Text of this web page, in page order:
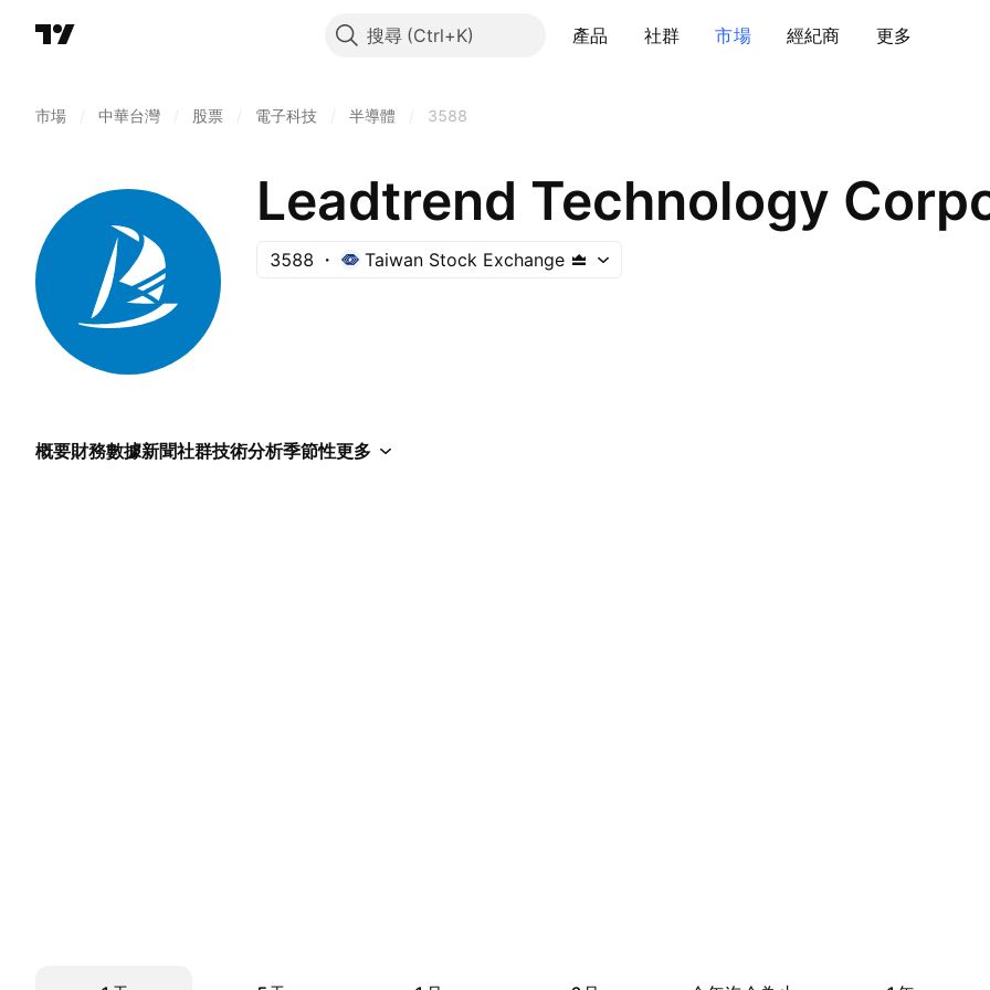
搜尋 產品 社群 市場 經紀商 更多
市場 中華台灣 股票 電子科技 半導體 3588
Leadtrend Technology
3588 Taiwan Stock Exchange
概要財務數據新聞社群技術分析季節性更多